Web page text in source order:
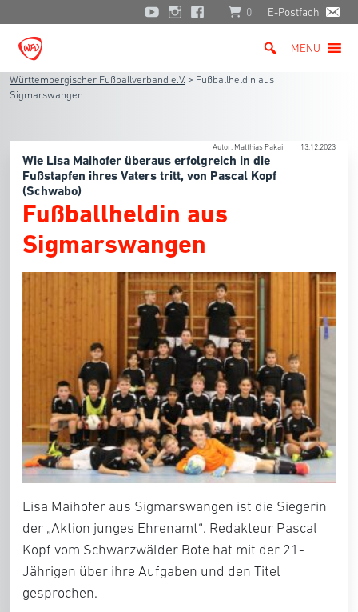
0 E-Postfach
MENU
Württembergischer Fußballverband e.V. > Fußballheldin aus
Sigmarswangen
Autor: Matthias Pakai 13.12.2023
Wie Lisa Maihofer überaus erfolgreich in die
Fußstapfen ihres Vaters tritt, von Pascal Kopf
(Schwabo)
Fußballheldin aus
Sigmarswangen
Lisa Maihofer aus Sigmarswangen ist die Siegerin
der „Aktion junges Ehrenamt“. Redakteur Pascal
Kopf vom Schwarzwälder Bote hat mit der 21-
Jährigen über ihre Aufgaben und den Titel
gesprochen.